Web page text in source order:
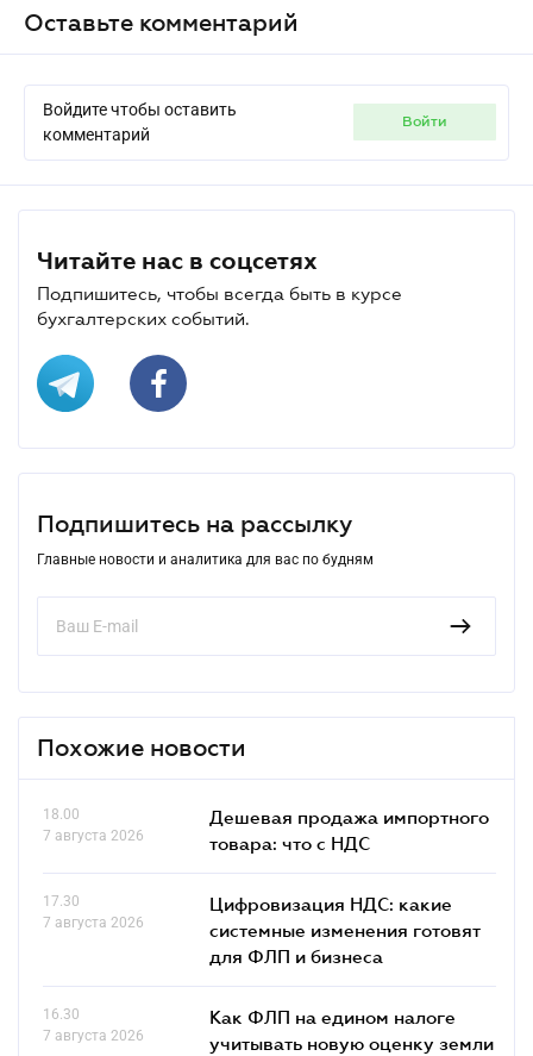
Оставьте комментарий
Войдите чтобы оставить
комментарий
войти
Читайте нас в соцсетях
Подпишитесь, чтобы всегда быть в курсе
бухгалтерских событий.
Подпишитесь на рассылку
Главные новости и аналитика для вас по будням
Похожие новости
18.00
7 августа 2026
Дешевая продажа импортного
товара: что c НДС
17.30
7 августа 2026
Цифровизация НДС: какие
системные изменения готовят
для ФЛП и бизнеса
16.30
7 августа 2026
Как ФЛП на едином налоге
учитывать новую оценку земли